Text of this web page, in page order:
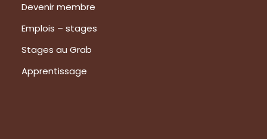
Devenir membre
Emplois – stages
Stages au Grab
Apprentissage